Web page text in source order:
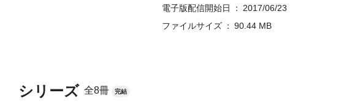
シリーズ 全8冊 完結
電子版配信開始日
2017/06/23
ファイルサイズ
90.44 MB